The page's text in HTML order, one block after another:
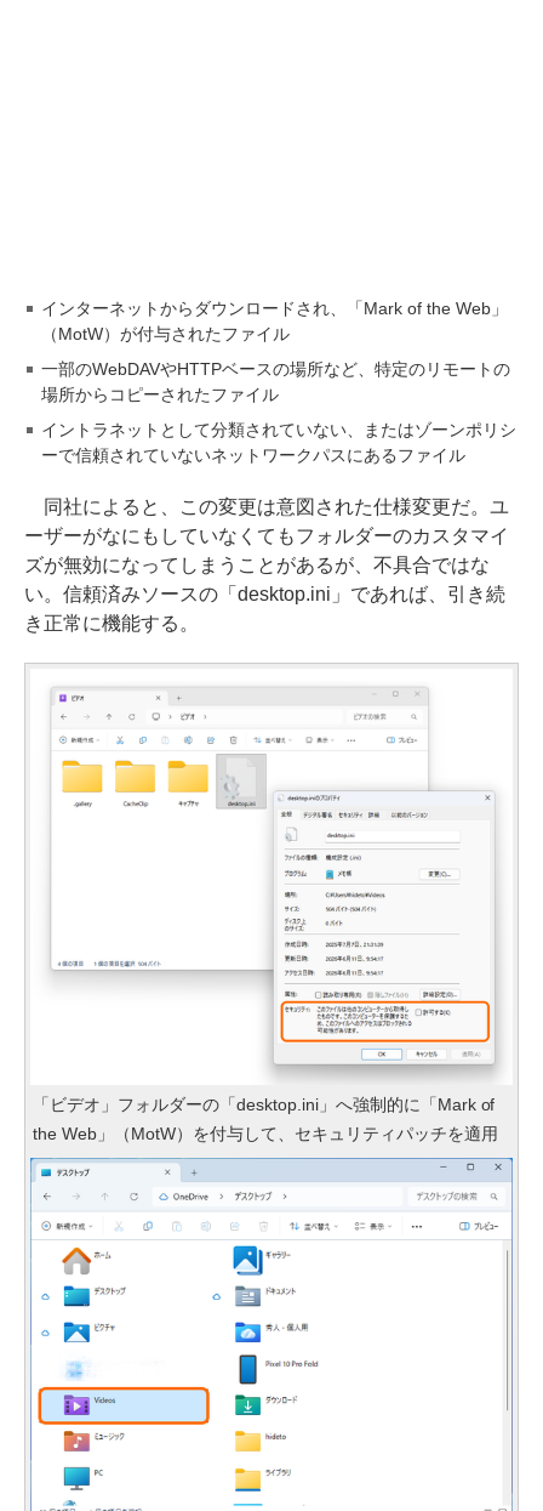
インターネットからダウンロードされ、「Mark of the Web」
（MotW）が付与されたファイル
一部のWebDAVやHTTPベースの場所など、特定のリモートの
場所からコピーされたファイル
イントラネットとして分類されていない、またはゾーンポリシ
ーで信頼されていないネットワークパスにあるファイル
同社によると、この変更は意図された仕様変更だ。ユ
ーザーがなにもしていなくてもフォルダーのカスタマイ
ズが無効になってしまうことがあるが、不具合ではな
い。信頼済みソースの「desktop.ini」であれば、引き続
き正常に機能する。
「ビデオ」フォルダーの「desktop.ini」へ強制的に「Mark of
the Web」（MotW）を付与して、セキュリティパッチを適用